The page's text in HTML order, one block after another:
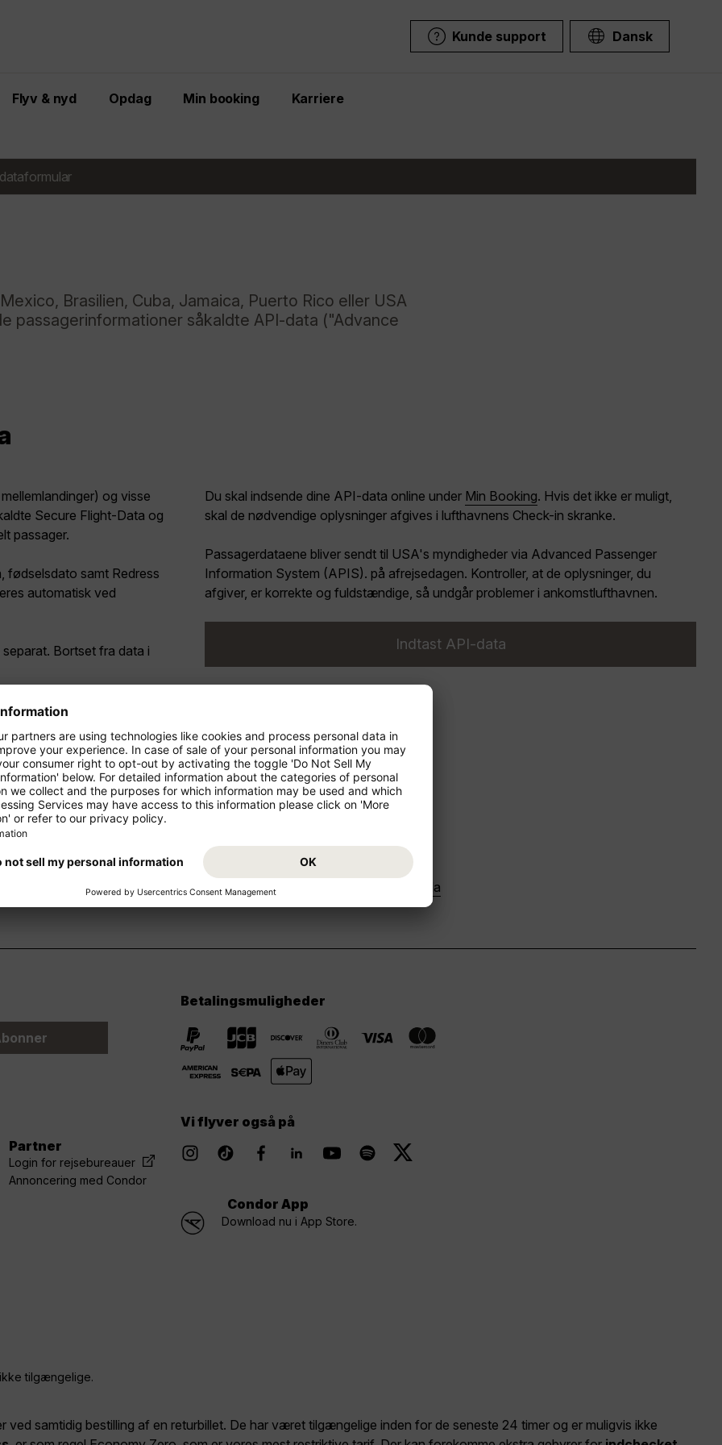
Kunde support Dansk
Flyv & nyd Opdag Min booking Karriere
Brasilien, Cuba, Jamaica, Puerto Rico eller USA
såkaldte API-data ("Advance
og visse
Secure Flight-Data og
passager.
fødselsdato samt Redress
automatisk ved
Bortset fra data i
(Street), husnummer
Du skal indsende dine API-data online under Min Booking. Hvis det ikke er muligt,
skal de nødvendige oplysninger afgives i lufthavnens Check-in skranke.
Passagerdataene bliver sendt til USA's myndigheder via Advanced Passenger
Information System (APIS). på afrejsedagen. Kontroller, at de oplysninger, du
afgiver, er korrekte og fuldstændige, så undgår problemer i ankomstlufthavnen.
Indtast API-data
data og ESTA-rekvisition Info om databeskyttelse for USA og Canada
Betalingsmuligheder
Partner
Login for rejsebureauer
Annoncering med Condor
Vi flyver også på
Condor App
Download nu i App Store.
tilgængelige.
samtidig bestilling af en returbillet. De har været tilgængelige inden for de seneste 24 timer og er muligvis ikke